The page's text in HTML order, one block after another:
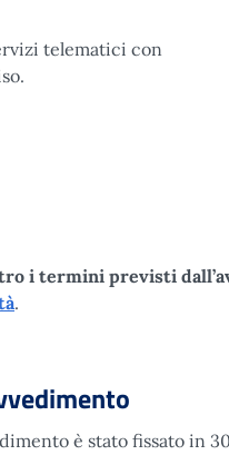
telematici con
i termini previsti
.
è stato fissato in